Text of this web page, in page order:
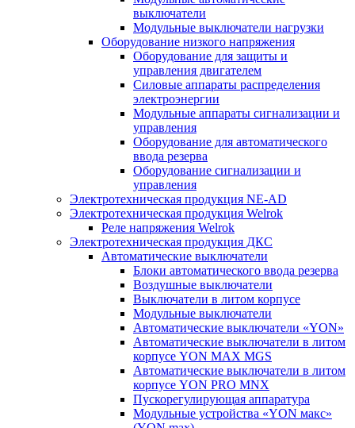
выключатели
Модульные выключатели нагрузки
Оборудование низкого напряжения
Оборудование для защиты и
управления двигателем
Силовые аппараты распределения
электроэнергии
Модульные аппараты сигнализации и
управления
Оборудование для автоматического
ввода резерва
Оборудование сигнализации и
управления
Электротехническая продукция NE-AD
Электротехническая продукция Welrok
Реле напряжения Welrok
Электротехническая продукция ДКС
Автоматические выключатели
Блоки автоматического ввода резерва
Воздушные выключатели
Выключатели в литом корпусе
Модульные выключатели
Автоматические выключатели «YON»
Автоматические выключатели в литом
корпусе YON MAX MGS
Автоматические выключатели в литом
корпусе YON PRO MNX
Пускорегулирующая аппаратура
Модульные устройства «YON макс»